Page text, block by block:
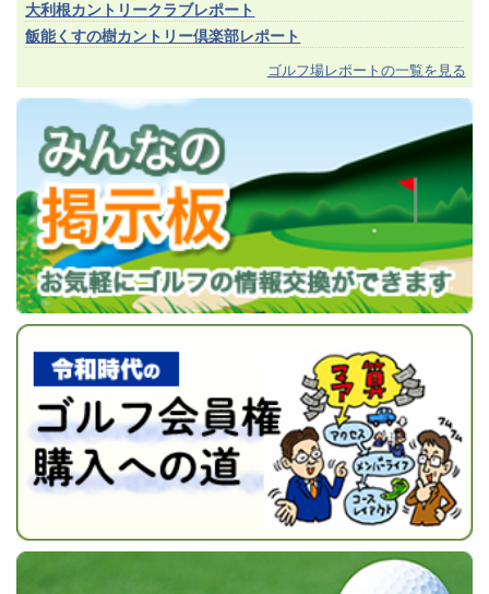
大利根カントリークラブレポート
飯能くすの樹カントリー倶楽部レポート
ゴルフ場レポートの一覧を見る